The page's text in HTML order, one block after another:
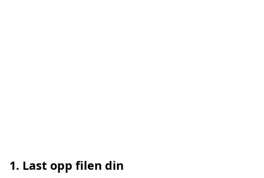
1. Last opp filen din